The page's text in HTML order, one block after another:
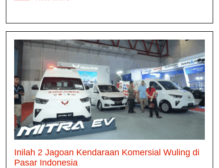
Inilah 2 Jagoan Kendaraan Komersial Wuling di
Pasar Indonesia